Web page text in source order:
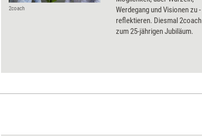
2coach
Werdegang und Visionen zu ­
reflektieren. Diesmal 2coach
zum 25-jährigen ­Jubiläum.